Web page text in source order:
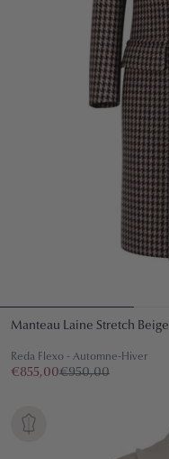
Manteau Laine Stretch Beige
Reda Flexo - Automne-Hiver
€855,00€950,00